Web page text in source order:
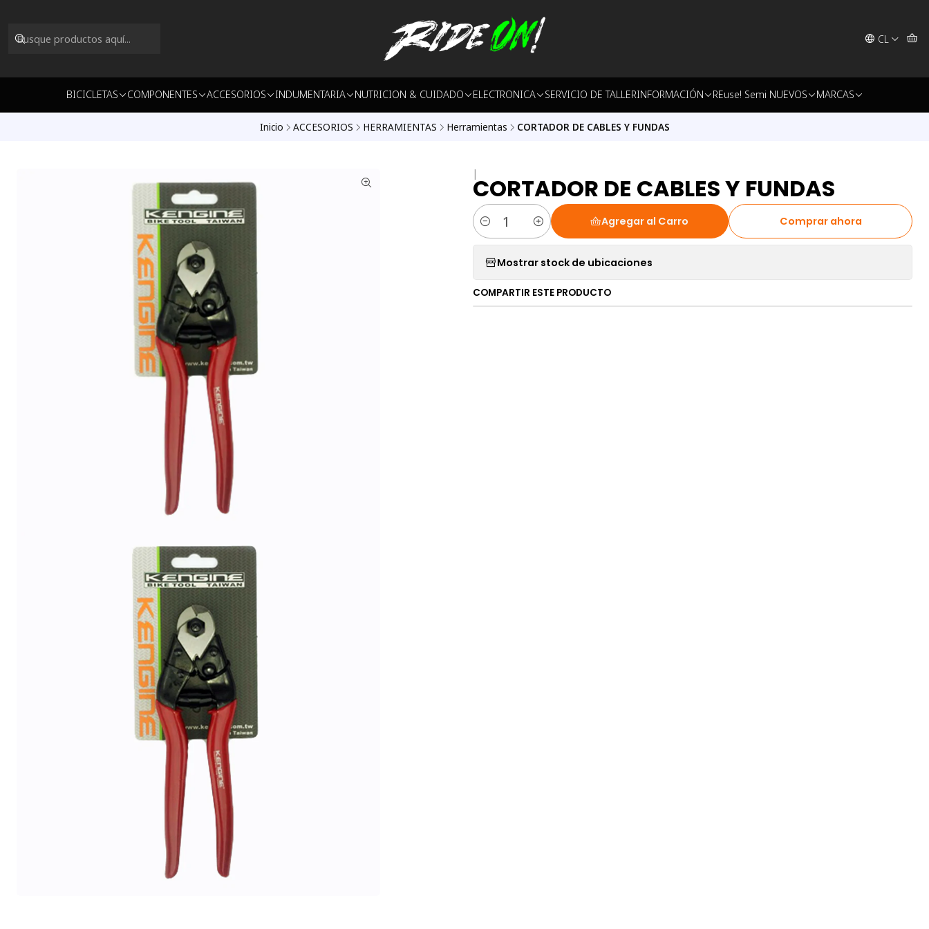
CL
BICICLETAS COMPONENTES ACCESORIOS INDUMENTARIA NUTRICION & CUIDADO ELECTRONICA SERVICIO DE TALLERINFORMACIÓN REuse! Semi NUEVOS MARCAS
Inicio ACCESORIOS HERRAMIENTAS Herramientas CORTADOR DE CABLES Y FUNDAS
|
CORTADOR DE CABLES Y FUNDAS
Cantidad
Agregar al Carro Comprar ahora
Mostrar stock de ubicaciones
COMPARTIR ESTE PRODUCTO